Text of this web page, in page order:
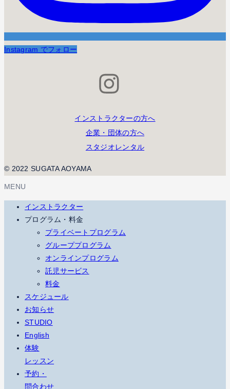
Instagram でフォロー
インストラクターの方へ
企業・団体の方へ
スタジオレンタル
© 2022 SUGATA AOYAMA
MENU
インストラクター
プログラム・料金
プライベートプログラム
グループプログラム
オンラインプログラム
託児サービス
料金
スケジュール
お知らせ
STUDIO
English
体験
レッスン
予約・
問合わせ